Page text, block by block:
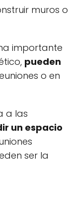
muros o
importante
pueden
o en
a las
un espacio
ser la